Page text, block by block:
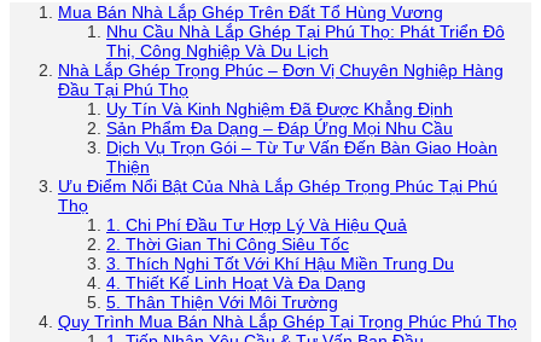
Mua Bán Nhà Lắp Ghép Trên Đất Tổ Hùng Vương
Nhu Cầu Nhà Lắp Ghép Tại Phú Thọ: Phát Triển Đô
Thị, Công Nghiệp Và Du Lịch
Nhà Lắp Ghép Trọng Phúc – Đơn Vị Chuyên Nghiệp Hàng
Đầu Tại Phú Thọ
Uy Tín Và Kinh Nghiệm Đã Được Khẳng Định
Sản Phẩm Đa Dạng – Đáp Ứng Mọi Nhu Cầu
Dịch Vụ Trọn Gói – Từ Tư Vấn Đến Bàn Giao Hoàn
Thiện
Ưu Điểm Nổi Bật Của Nhà Lắp Ghép Trọng Phúc Tại Phú
Thọ
1. Chi Phí Đầu Tư Hợp Lý Và Hiệu Quả
2. Thời Gian Thi Công Siêu Tốc
3. Thích Nghi Tốt Với Khí Hậu Miền Trung Du
4. Thiết Kế Linh Hoạt Và Đa Dạng
5. Thân Thiện Với Môi Trường
Quy Trình Mua Bán Nhà Lắp Ghép Tại Trọng Phúc Phú Thọ